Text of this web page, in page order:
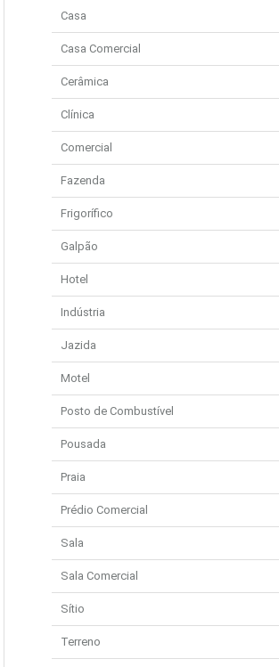
Casa
Casa Comercial
Cerâmica
Clínica
Comercial
Fazenda
Frigorífico
Galpão
Hotel
Indústria
Jazida
Motel
Posto de Combustível
Pousada
Praia
Prédio Comercial
Sala
Sala Comercial
Sítio
Terreno